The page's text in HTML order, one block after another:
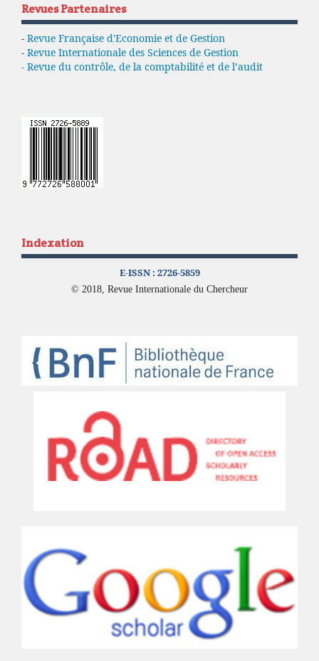
Revues Partenaires
- Revue Française d'Economie et de Gestion
- Revue Internationale des Sciences de Gestion
- Revue du contrôle, de la comptabilité et de l’audit
Indexation
E-ISSN : 2726-5859
© 2018, Revue Internationale du Chercheur